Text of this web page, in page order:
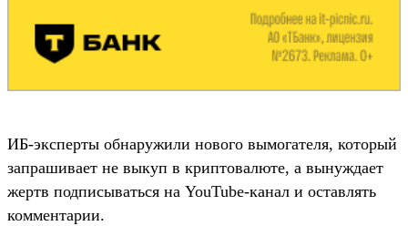
ИБ-эксперты обнаружили нового вымогателя, который
запрашивает не выкуп в криптовалюте, а вынуждает
жертв подписываться на YouTube-канал и оставлять
комментарии.